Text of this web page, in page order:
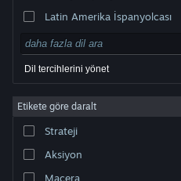
markalar, ABD ve diğer ülkelerde ilgili sahiplerinin
Erişilebilirlik |
Çerezler
Latin Amerika İspanyolcası
Dil tercihlerini yönet
Etikete göre daralt
Strateji
Aksiyon
Macera